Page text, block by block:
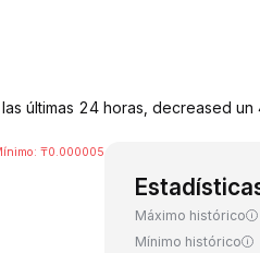
últimas 24 horas, decreased
: ₸0.000005
Máximo histórico
Mínimo histórico